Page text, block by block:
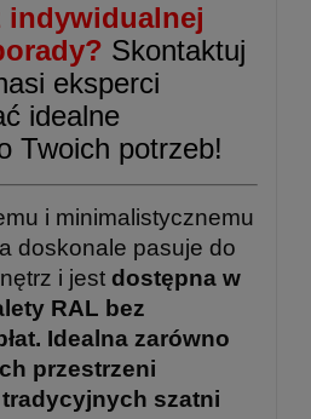
indywidualnej
Skontaktuj
eksperci
idealne
Twoich potrzeb!
i minimalistycznemu
doskonale pasuje do
i jest dostępna w
RAL bez
Idealna zarówno
przestrzeni
szatni